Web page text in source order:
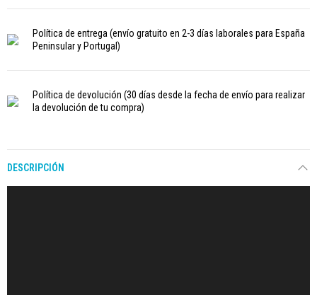
Política de entrega (envío gratuito en 2-3 días laborales para España
Peninsular y Portugal)
Política de devolución (30 días desde la fecha de envío para realizar
la devolución de tu compra)
DESCRIPCIÓN